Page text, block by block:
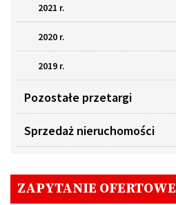
2021 r.
2020 r.
2019 r.
Pozostałe przetargi
Sprzedaż nieruchomości
ZAPYTANIE OFERTOWE